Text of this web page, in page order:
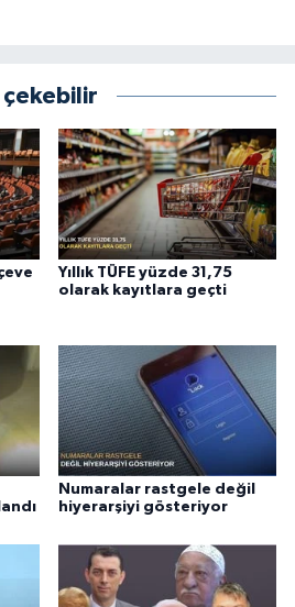
çekebilir
Yıllık TÜFE yüzde 31,75
olarak kayıtlara geçti
Numaralar rastgele değil
hiyerarşiyi gösteriyor